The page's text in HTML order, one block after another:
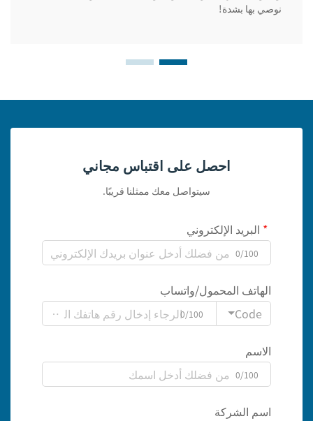
نوصي بها بشدة!
احصل على اقتباس مجاني
سيتواصل معك ممثلنا قريبًا.
البريد الإلكتروني
0/100
الهاتف المحمول/واتساب
Code
0/100
الاسم
0/100
اسم الشركة